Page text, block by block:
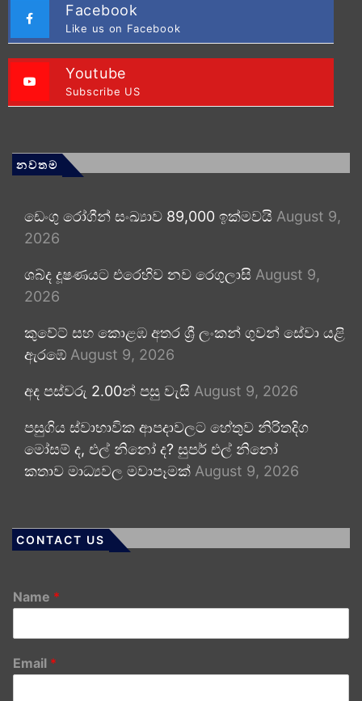
Facebook
Like us on Facebook
Youtube
Subscribe US
නවතම
ඩෙංගු රෝගීන් සංඛ්‍යාව 89,000 ඉක්මවයි August 9,
2026
ශබ්ද දූෂණයට එරෙහිව නව රෙගුලාසි August 9,
2026
කුවේට් සහ කොළඹ අතර ශ්‍රී ලංකන් ගුවන් සේවා යළි
ඇරඹේ August 9, 2026
අද පස්වරු 2.00න් පසු වැසි August 9, 2026
පසුගිය ස්වාභාවික ආපදාවලට හේතුව නිරිතදිග
මෝසම් ද, එල් නිනෝ ද? සුපර් එල් නිනෝ
කතාව මාධ්‍යවල මවාපෑමක් August 9, 2026
CONTACT US
Name *
Email *